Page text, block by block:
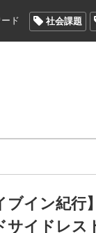
ド 社会課題
ブイン紀
サイドレス